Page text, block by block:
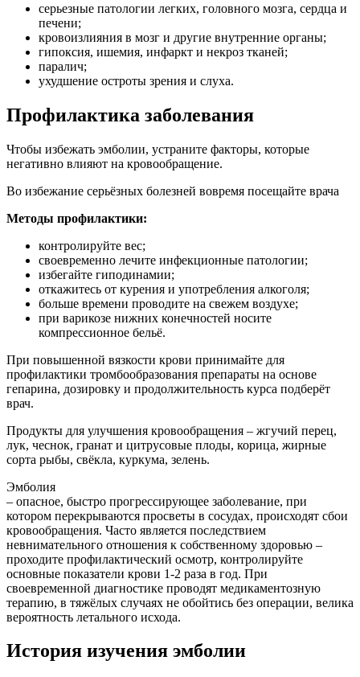
серьезные патологии легких, головного мозга, сердца и
печени;
кровоизлияния в мозг и другие внутренние органы;
гипоксия, ишемия, инфаркт и некроз тканей;
паралич;
ухудшение остроты зрения и слуха.
Профилактика заболевания
Чтобы избежать эмболии, устраните факторы, которые
негативно влияют на кровообращение.
Во избежание серьёзных болезней вовремя посещайте врача
Методы профилактики:
контролируйте вес;
своевременно лечите инфекционные патологии;
избегайте гиподинамии;
откажитесь от курения и употребления алкоголя;
больше времени проводите на свежем воздухе;
при варикозе нижних конечностей носите
компрессионное бельё.
При повышенной вязкости крови принимайте для
профилактики тромбообразования препараты на основе
гепарина, дозировку и продолжительность курса подберёт
врач.
Продукты для улучшения кровообращения – жгучий перец,
лук, чеснок, гранат и цитрусовые плоды, корица, жирные
сорта рыбы, свёкла, куркума, зелень.
Эмболия
– опасное, быстро прогрессирующее заболевание, при
котором перекрываются просветы в сосудах, происходят сбои
кровообращения. Часто является последствием
невнимательного отношения к собственному здоровью –
проходите профилактический осмотр, контролируйте
основные показатели крови 1-2 раза в год. При
своевременной диагностике проводят медикаментозную
терапию, в тяжёлых случаях не обойтись без операции, велика
вероятность летального исхода.
История изучения эмболии